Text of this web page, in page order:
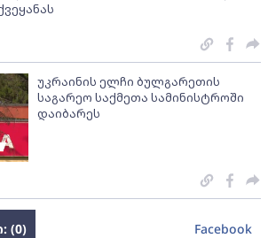
უკრაინის ელჩი ბულგარეთის
საგარეო საქმეთა სამინისტროში
დაიბარეს
(0) Facebook